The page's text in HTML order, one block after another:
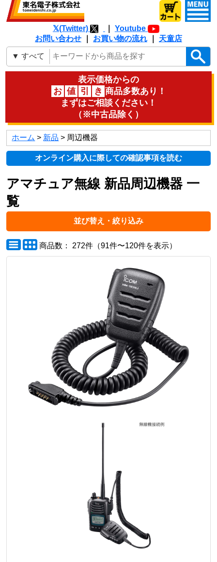
𝕏(Twitter)
Youtube
お問い合わせ｜ お買い物の流れ｜ 天童店
表示価格からの
お 値 引 き 商品多数あり！
まずはご相談ください！
（※中古品除く）
ホーム > 新品 > 周辺機器
オンライン購入に際しての確認事項を読む
アマチュア無線 新品周辺機器 一
覧
並び替え・絞り込み
商品数： 272件（91件〜120件を表示）